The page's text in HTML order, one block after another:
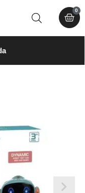
0